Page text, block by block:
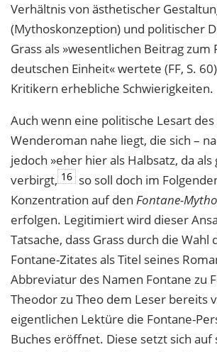
Verhältnis von ästhetischer
(Mythoskonzeption) und politischer
Grass als »wesentlichen Beitrag zum
deutschen Einheit« wertete (FF, S.
Kritikern erhebliche Schwierigkeiten.
Auch wenn eine politische Lesart des
Wenderoman nahe liegt, die sich –
jedoch »eher hier als Halbsatz, da als
verbirgt, 16 so soll doch im
Konzentration auf den Fontane-
erfolgen. Legitimiert wird dieser
Tatsache, dass Grass durch die Wahl
Fontane-Zitates als Titel seines
Abbreviatur des Namen Fontane zu
Theodor zu Theo dem Leser bereits
eigentlichen Lektüre die Fontane-
Buches eröffnet. Diese setzt sich auf